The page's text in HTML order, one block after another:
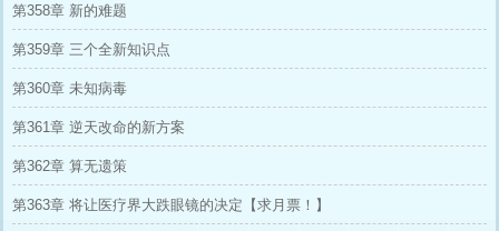
第358章 新的难题
第359章 三个全新知识点
第360章 未知病毒
第361章 逆天改命的新方案
第362章 算无遗策
第363章 将让医疗界大跌眼镜的决定【求月票！】